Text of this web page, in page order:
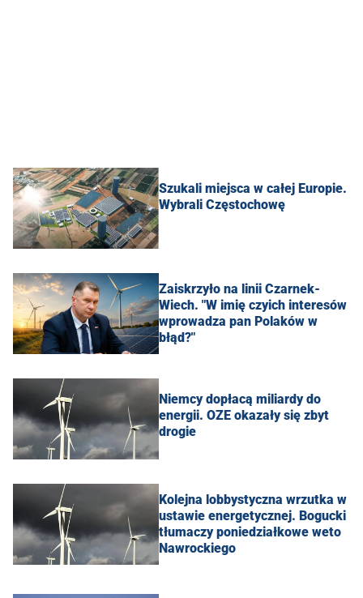
Szukali miejsca w całej Europie.
Wybrali Częstochowę
Zaiskrzyło na linii Czarnek-
Wiech. "W imię czyich interesów
wprowadza pan Polaków w
błąd?"
Niemcy dopłacą miliardy do
energii. OZE okazały się zbyt
drogie
Kolejna lobbystyczna wrzutka w
ustawie energetycznej. Bogucki
tłumaczy poniedziałkowe weto
Nawrockiego